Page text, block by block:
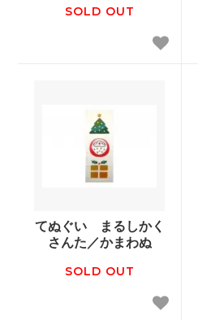
SOLD OUT
てぬぐい まるしかく
さんた／かまわぬ
SOLD OUT